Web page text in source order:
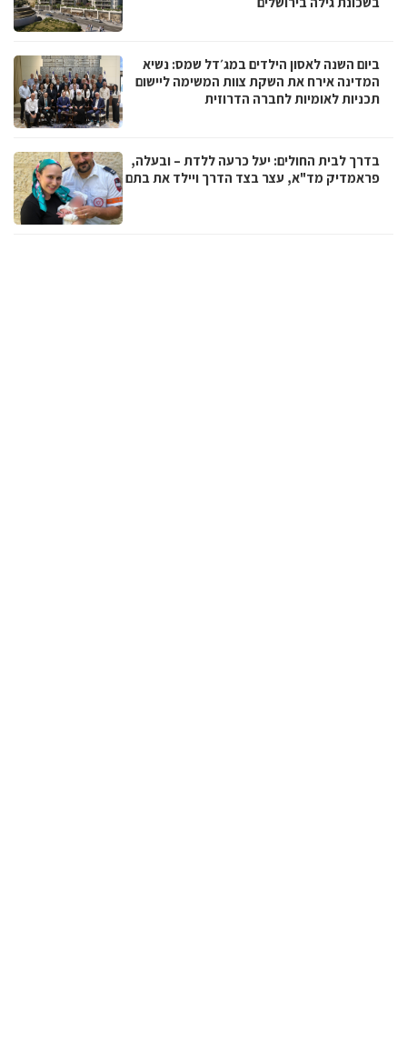
ביום השנה לאסון הילדים במג׳דל שמס: נשיא
המדינה אירח את השקת צוות המשימה ליישום
תכניות לאומיות לחברה הדרוזית
בדרך לבית החולים: יעל כרעה ללדת – ובעלה,
פראמדיק מד"א, עצר בצד הדרך ויילד את בתם